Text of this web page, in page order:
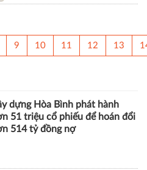
9 10 11 12 13
dựng Hòa Bình phát hành
51 triệu cổ phiếu để hoán đổi
514 tỷ đồng nợ